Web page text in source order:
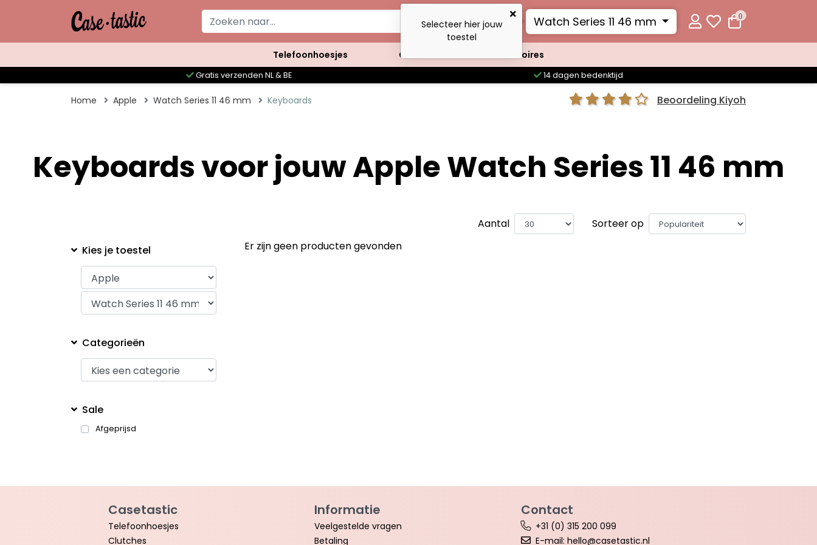
Watch Series 11 46 mm 0
Telefoonhoesjes Clutches Accessoires
Gratis verzenden NL & BE 14 dagen bedenktijd
Home Apple Watch Series 11 46 mm Keyboards Beoordeling Kiyoh
Keyboards voor jouw Apple Watch Series 11 46 mm
Aantal
Sorteer op
Kies je toestel
Categorieën
Sale
Afgeprijsd
Er zijn geen producten gevonden
Casetastic
Telefoonhoesjes
Clutches
Informatie
Veelgestelde vragen
Betaling
Contact
+31 (0) 315 200 099
E-mail: hello@casetastic.nl
Selecteer hier jouw
toestel